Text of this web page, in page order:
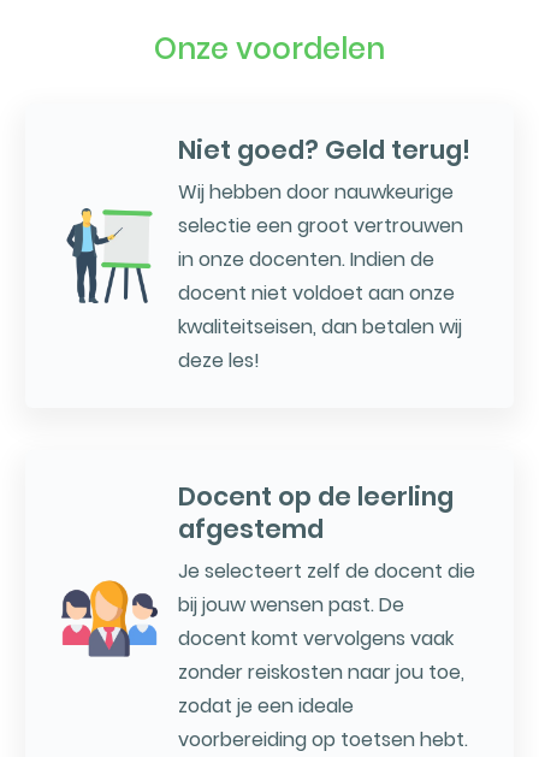
Onze voordelen
Niet goed? Geld terug!
Wij hebben door nauwkeurige
selectie een groot vertrouwen
in onze docenten. Indien de
docent niet voldoet aan onze
kwaliteitseisen, dan betalen wij
deze les!
Docent op de leerling
afgestemd
Je selecteert zelf de docent die
bij jouw wensen past. De
docent komt vervolgens vaak
zonder reiskosten naar jou toe,
zodat je een ideale
voorbereiding op toetsen hebt.